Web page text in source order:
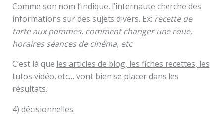
Comme son nom l’indique, l’internaute cherche des
informations sur des sujets divers. Ex: recette de
tarte aux pommes, comment changer une roue,
horaires séances de cinéma, etc
C’est là que les articles de blog, les fiches recettes, les
tutos vidéo, etc… vont bien se placer dans les
résultats.
4) décisionnelles